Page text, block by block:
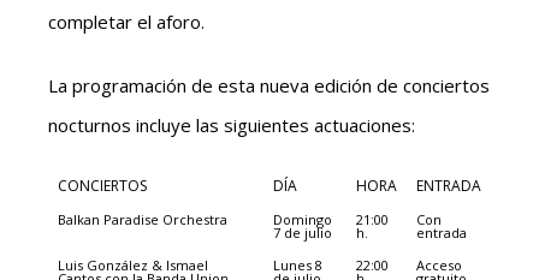
completar el aforo.
La programación de esta nueva edición de conciertos
nocturnos incluye las siguientes actuaciones:
CONCIERTOS DÍA HORA ENTRADA
Balkan Paradise Orchestra Domingo
7 de julio
21:00
h.
Con
entrada
Luis González & Ismael
Lunes 8 22:00 Acceso